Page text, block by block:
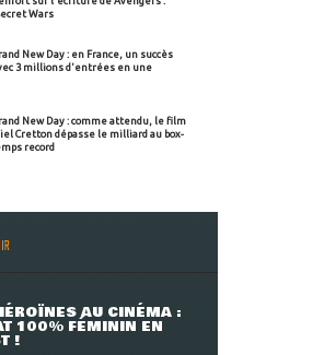
Wars
New Day : en France, un succès
3 millions d'entrées en une
New Day : comme attendu, le film
Cretton dépasse le milliard au box-
record
AU CINÉMA :
100% FÉMININ EN
!